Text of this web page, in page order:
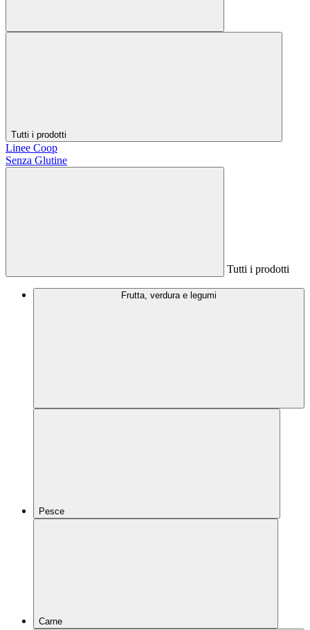
Tutti i prodotti
Linee Coop
Senza Glutine
Tutti i prodotti
Frutta, verdura e legumi
Pesce
Carne